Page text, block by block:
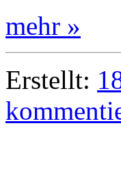
mehr »
Erstellt: